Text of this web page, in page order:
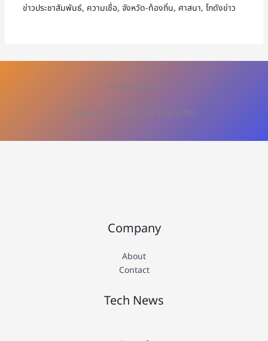
ข่าวประชาสัมพันธ์, ความเชื่อ, จังหวัด-ท้องถิ่น, ศาสนา, โกดังข่าว
Kodangkhao
News community for everyone.
Company
About
Contact
Tech News